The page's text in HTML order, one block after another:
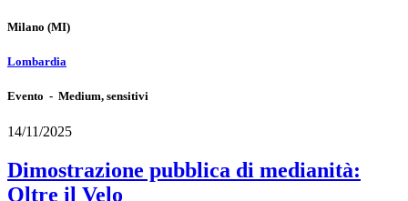
Milano (MI)
Lombardia
Evento - Medium, sensitivi
14/11/2025
Dimostrazione pubblica di medianità:
Oltre il Velo